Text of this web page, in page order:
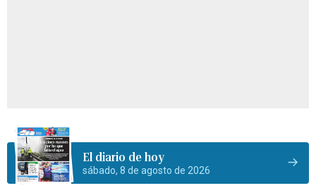
El diario de hoy
sábado, 8 de agosto de 2026